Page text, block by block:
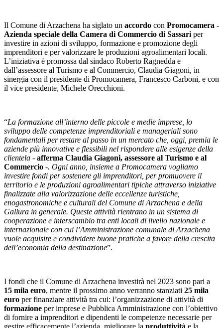
Il Comune di Arzachena ha siglato un accordo con Promocamera -
Azienda speciale della Camera di Commercio di Sassari per
investire in azioni di sviluppo, formazione e promozione degli
imprenditori e per valorizzare le produzioni agroalimentari locali.
L’iniziativa è promossa dal sindaco Roberto Ragnedda e
dall’assessore al Turismo e al Commercio, Claudia Giagoni, in
sinergia con il presidente di Promocamera, Francesco Carboni, e con
il vice presidente, Michele Orecchioni.
“La formazione all’interno delle piccole e medie imprese, lo
sviluppo delle competenze imprenditoriali e manageriali sono
fondamentali per restare al passo in un mercato che, oggi, premia le
aziende più innovative e flessibili nel rispondere alle esigenze della
clientela - afferma Claudia Giagoni, assessore al Turismo e al
Commercio -. Ogni anno, insieme a Promocamera vogliamo
investire fondi per sostenere gli imprenditori, per promuovere il
territorio e le produzioni agroalimentari tipiche attraverso iniziative
finalizzate alla valorizzazione delle eccellenze turistiche,
enogastronomiche e culturali del Comune di Arzachena e della
Gallura in generale. Queste attività rientrano in un sistema di
cooperazione e interscambio tra enti locali di livello nazionale e
internazionale con cui l’Amministrazione comunale di Arzachena
vuole acquisire e condividere buone pratiche a favore della crescita
dell’economia della destinazione”.
I fondi che il Comune di Arzachena investirà nel 2023 sono pari a
15 mila euro, mentre il prossimo anno verranno stanziati 25 mila
euro per finanziare attività tra cui: l’organizzazione di attività di
formazione per imprese e Pubblica Amministrazione con l’obiettivo
di fornire a imprenditori e dipendenti le competenze necessarie per
gestire efficacemente l’azienda, migliorare la produttività e la